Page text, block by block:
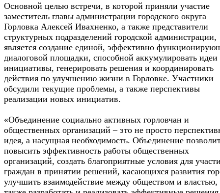
Основной целью встречи, в которой приняли участие
заместитель главы администрации городского округа
Горловка Алексей Ивахненко, а также представители
структурных подразделений городской администрации,
является создание единой, эффективно
диалоговой площадки, способной аккумулировать идеи
инициативы, генерировать решения и координировать
действия по улучшению жизни в Горловке. Участники
обсудили текущие проблемы, а также перспективы
реализации новых инициатив.
«Объединение социально активных горловчан и
общественных организаций – это не просто
идея, а насущная необходимость. Объединение
повысить эффективность работы общественных
организаций, создать благоприятные условия для
граждан в принятии решений, касающихся развития
улучшить взаимодействие между обществом и властью,